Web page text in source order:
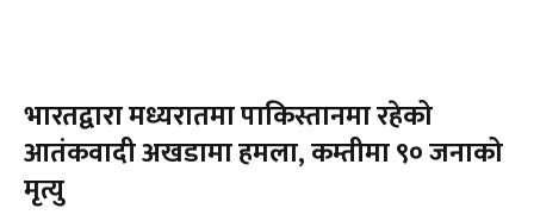
भारतद्वारा मध्यरातमा पाकिस्तानमा रहेको
आतंकवादी अखडामा हमला, कम्तीमा ९० जनाको
मृत्यु